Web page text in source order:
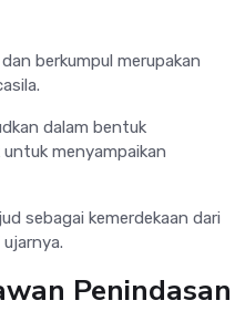
berkumpul merupakan
dalam bentuk
menyampaikan
sebagai kemerdekaan dari
Penindasan